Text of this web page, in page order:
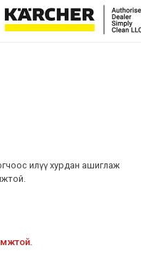
илүү хурдан ашиглаж